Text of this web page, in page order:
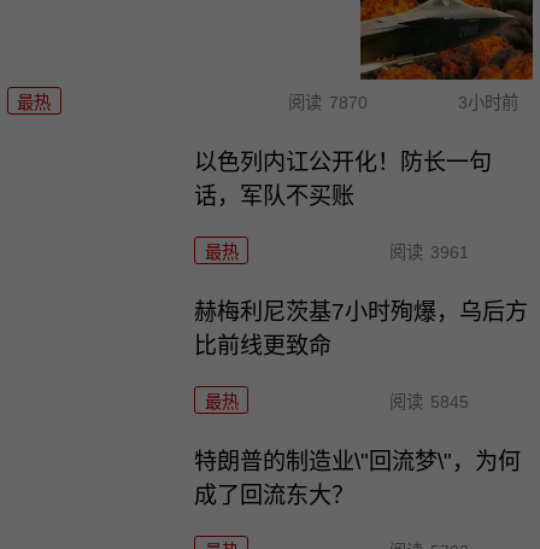
最热 阅读 7870 3小时前
以色列内讧公开化！防长一句
话，军队不买账
最热 阅读 3961
赫梅利尼茨基7小时殉爆，乌后方
比前线更致命
最热 阅读 5845
特朗普的制造业\"回流梦\"，为何
成了回流东大？